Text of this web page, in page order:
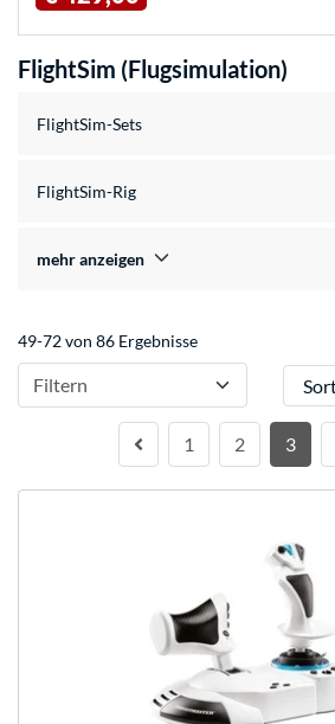
FlightSim (Flugsimulation)
FlightSim-Sets
FlightSim-Rig
mehr anzeigen
49-72 von 86 Ergebnisse
Filtern
1 2 3